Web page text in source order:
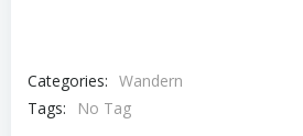
Categories: Wandern
Tags:
No Tag